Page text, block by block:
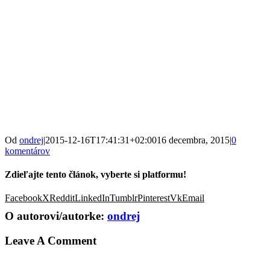
Od ondrej|2015-12-16T17:41:31+02:0016 decembra, 2015|0
komentárov
Zdieľajte tento článok, vyberte si platformu!
FacebookXRedditLinkedInTumblrPinterestVkEmail
O autorovi/autorke: ondrej
Leave A Comment